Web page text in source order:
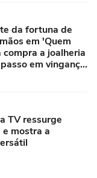
da fortuna de
em 'Quem
a joalheria
em vingança
TV ressurge
mostra a